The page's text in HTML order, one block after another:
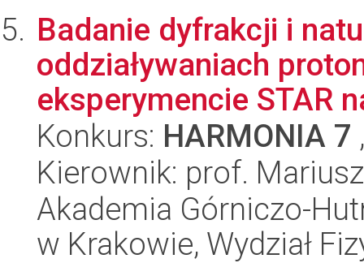
Badanie dyfrakcji i
oddziaływaniach
eksperymencie STAR
Konkurs: HARMONIA 7
Kierownik: prof.
Akademia Górniczo-
w Krakowie, Wydział